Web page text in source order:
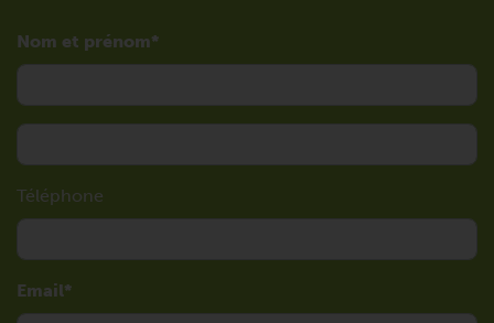
Nom et prénom
Téléphone
Email